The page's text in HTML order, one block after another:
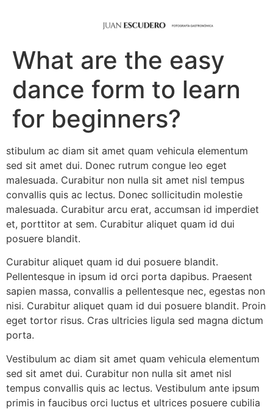
What are the easy
dance form to learn
for beginners?
stibulum ac diam sit amet quam vehicula elementum
sed sit amet dui. Donec rutrum congue leo eget
malesuada. Curabitur non nulla sit amet nisl tempus
convallis quis ac lectus. Donec sollicitudin molestie
malesuada. Curabitur arcu erat, accumsan id imperdiet
et, porttitor at sem. Curabitur aliquet quam id dui
posuere blandit.
Curabitur aliquet quam id dui posuere blandit.
Pellentesque in ipsum id orci porta dapibus. Praesent
sapien massa, convallis a pellentesque nec, egestas non
nisi. Curabitur aliquet quam id dui posuere blandit. Proin
eget tortor risus. Cras ultricies ligula sed magna dictum
porta.
Vestibulum ac diam sit amet quam vehicula elementum
sed sit amet dui. Curabitur non nulla sit amet nisl
tempus convallis quis ac lectus. Vestibulum ante ipsum
primis in faucibus orci luctus et ultrices posuere cubilia